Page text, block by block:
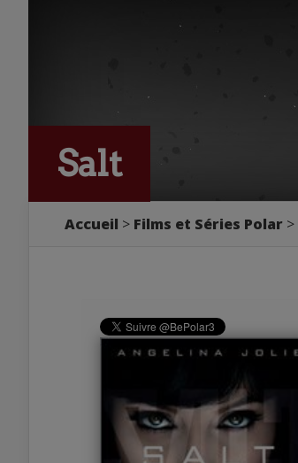
Salt
Accueil Films et Séries Polar